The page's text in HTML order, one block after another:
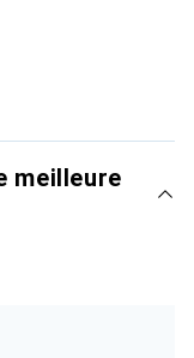
meilleure